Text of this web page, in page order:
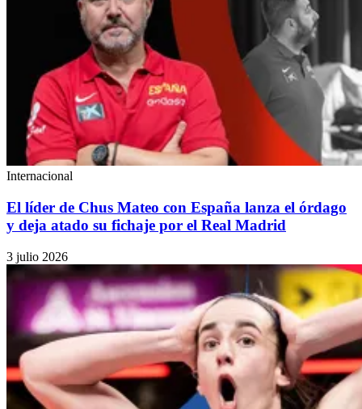
Internacional
El líder de Chus Mateo con España lanza el órdago
y deja atado su fichaje por el Real Madrid
3 julio 2026